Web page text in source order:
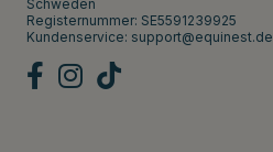
Schweden
Registernummer: SE5591239925
Kundenservice: support@equinest.de